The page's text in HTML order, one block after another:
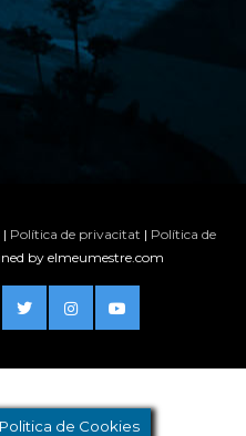
| Política de privacitat | Política de
by elmeumestre.com
de Cookies